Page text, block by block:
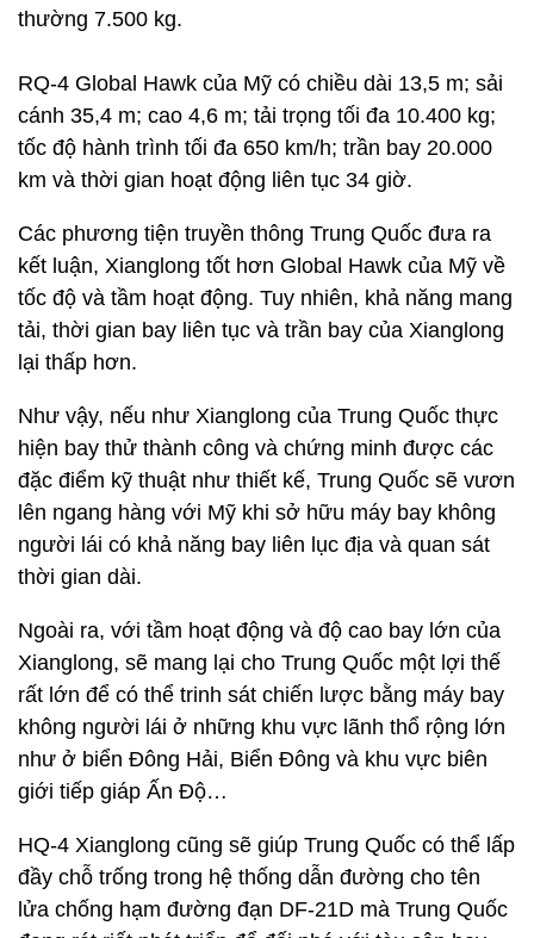
thường 7.500 kg.
RQ-4 Global Hawk của Mỹ có chiều dài 13,5 m; sải
cánh 35,4 m; cao 4,6 m; tải trọng tối đa 10.400 kg;
tốc độ hành trình tối đa 650 km/h; trần bay 20.000
km và thời gian hoạt động liên tục 34 giờ.
Các phương tiện truyền thông Trung Quốc đưa ra
kết luận, Xianglong tốt hơn Global Hawk của Mỹ về
tốc độ và tầm hoạt động. Tuy nhiên, khả năng mang
tải, thời gian bay liên tục và trần bay của Xianglong
lại thấp hơn.
Như vậy, nếu như Xianglong của Trung Quốc thực
hiện bay thử thành công và chứng minh được các
đặc điểm kỹ thuật như thiết kế, Trung Quốc sẽ vươn
lên ngang hàng với Mỹ khi sở hữu máy bay không
người lái có khả năng bay liên lục địa và quan sát
thời gian dài.
Ngoài ra, với tầm hoạt động và độ cao bay lớn của
Xianglong, sẽ mang lại cho Trung Quốc một lợi thế
rất lớn để có thể trinh sát chiến lược bằng máy bay
không người lái ở những khu vực lãnh thổ rộng lớn
như ở biển Đông Hải, Biển Đông và khu vực biên
giới tiếp giáp Ấn Độ…
HQ-4 Xianglong cũng sẽ giúp Trung Quốc có thể lấp
đầy chỗ trống trong hệ thống dẫn đường cho tên
lửa chống hạm đường đạn DF-21D mà Trung Quốc